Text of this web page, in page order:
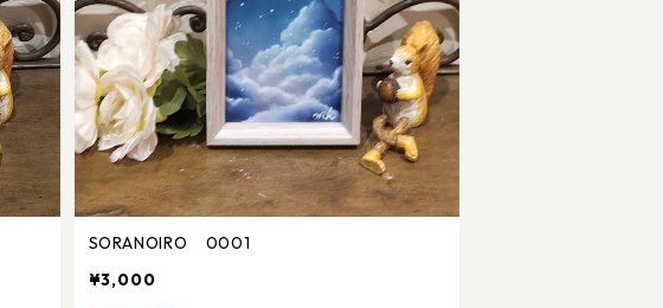
SORANOIRO 0001
¥3,000